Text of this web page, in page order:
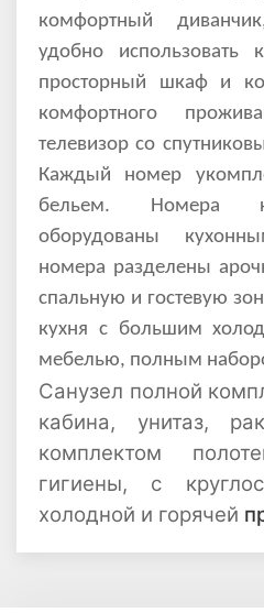
комфортный
удобно использовать
просторный шкаф и
комфортного
телевизор со
Каждый номер
бельем. Номера
оборудованы
номера разделены
спальную и гостевую
кухня с большим
мебелью, полным
Санузел полной
кабина, унитаз,
комплектом
гигиены, с
холодной и горячей